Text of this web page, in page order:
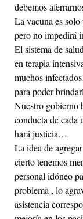
debemos
La vacuna es solo
pero no impedirá
El sistema de
en terapia
muchos
para poder
Nuestro gobierno
conducta de cada
hará justicia…
La idea de
cierto tenemos
personal idóneo
problema , lo
asistencia